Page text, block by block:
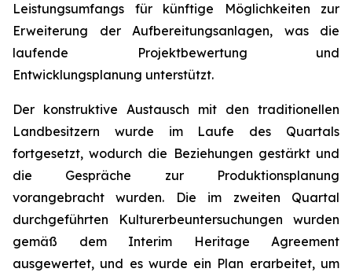
Leistungsumfangs für künftige Möglichkeiten zur
Erweiterung der Aufbereitungsanlagen, was die
laufende Projektbewertung und
Entwicklungsplanung unterstützt.
Der konstruktive Austausch mit den traditionellen
Landbesitzern wurde im Laufe des Quartals
fortgesetzt, wodurch die Beziehungen gestärkt und
die Gespräche zur Produktionsplanung
vorangebracht wurden. Die im zweiten Quartal
durchgeführten Kulturerbeuntersuchungen wurden
gemäß dem Interim Heritage Agreement
ausgewertet, und es wurde ein Plan erarbeitet, um